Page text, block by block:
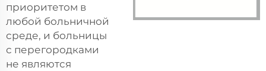
приоритетом в
любой больничной
среде, и больницы
с перегородками
не являются